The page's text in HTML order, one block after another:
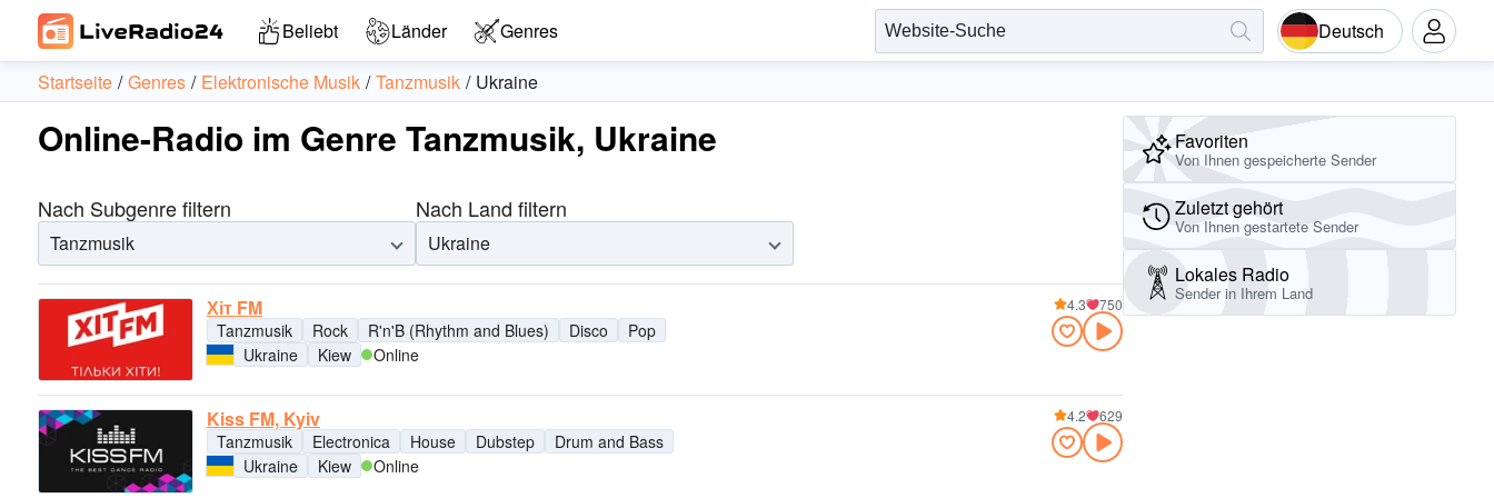
Beliebt Länder Genres Deutsch
Startseite Genres Elektronische Musik Tanzmusik Ukraine
Online-Radio im Genre Tanzmusik, Ukraine
Nach Subgenre filtern
Tanzmusik
Nach Land filtern
Ukraine
Хіт FM
Tanzmusik Rock R'n'B (Rhythm and Blues) Disco
Pop
Ukraine
Kiew Online
4.3 750
Kiss FM, Kyiv
Tanzmusik Electronica House Dubstep
Drum and Bass
Ukraine
Kiew Online
4.2 629
Favoriten
Von Ihnen gespeicherte Sender
Zuletzt gehört
Von Ihnen gestartete Sender
Lokales Radio
Sender in Ihrem Land